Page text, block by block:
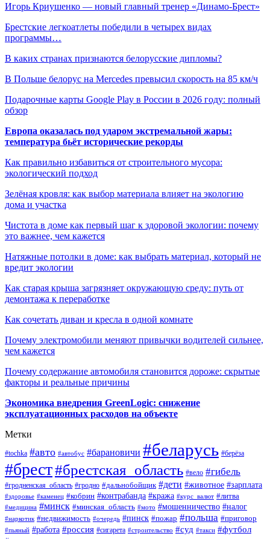
Игорь Криушенко — новый главный тренер «Динамо-Брест»
Брестские легкоатлеты победили в четырех видах
программы…
В каких странах признаются белорусские дипломы?
В Польше белорус на Mercedes превысил скорость на 85 км/ч
Подарочные карты Google Play в России в 2026 году: полный
обзор
Европа оказалась под ударом экстремальной жары:
температура бьёт исторические рекорды
Как правильно избавиться от строительного мусора:
экологический подход
Зелёная кровля: как выбор материала влияет на экологию
дома и участка
Чистота в доме как первый шаг к здоровой экологии: почему
это важнее, чем кажется
Натяжные потолки в доме: как выбрать материал, который не
вредит экологии
Как старая крыша загрязняет окружающую среду: путь от
демонтажа к переработке
Как сочетать диван и кресла в одной комнате
Почему электромобили меняют привычки водителей сильнее,
чем кажется
Почему содержание автомобиля становится дороже: скрытые
факторы и реальные причины
Экономика внедрения GreenLogic: снижение
эксплуатационных расходов на объекте
Метки
#tochka #авто #автобус #барановичи #беларусь #берёза
#брест#брестская_область #вело #гибель
#гродненская_область #гродно #дальнобойщик #дети #животное #зарплата
#здоровье #каменец #кобрин #контрабанда #кража #курс_валют #литва
#медицина #минск #минская_область #мото #мошенничество #налог
#наркотик #недвижимость #очередь #пинск #пожар #польша #приговор
#пьяный #работа #россия #сигарета #строительство #суд #такси #футбол